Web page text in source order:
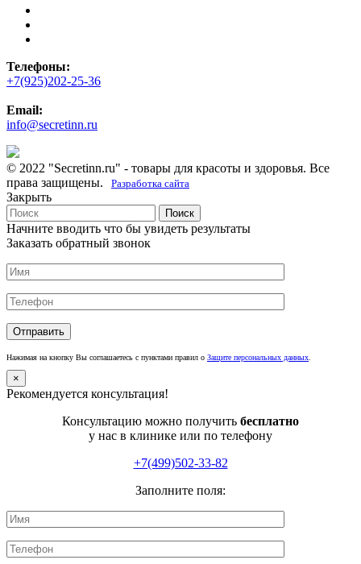
Телефоны:
+7(925)202-25-36
Email:
info@secretinn.ru
© 2022 "Secretinn.ru" - товары для красоты и здоровья. Все
права защищены.
Разработка сайта
Закрыть
Поиск
Начните вводить что бы увидеть результаты
Заказать обратный звонок
Нажимая на кнопку Вы соглашаетесь с пунктами правил о Защите персональных данных
×
Рекомендуется консультация!
Консультацию можно получить бесплатно
у нас в клинике или по телефону
+7(499)502-33-82
Заполните поля: